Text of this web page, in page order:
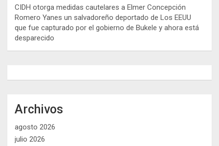
CIDH otorga medidas cautelares a Elmer Concepción
Romero Yanes un salvadoreño deportado de Los EEUU
que fue capturado por el gobierno de Bukele y ahora está
desparecido
Archivos
agosto 2026
julio 2026